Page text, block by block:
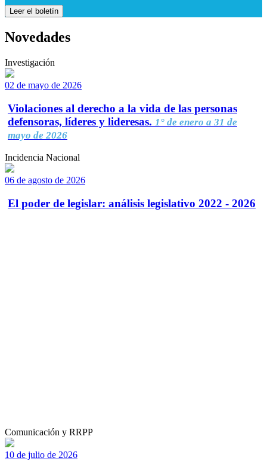
Leer el boletín
Novedades
Investigación
02 de mayo de 2026
Violaciones al derecho a la vida de las personas
defensoras, líderes y lideresas. 1° de enero a 31 de
mayo de 2026
Incidencia Nacional
06 de agosto de 2026
El poder de legislar: análisis legislativo 2022 - 2026
Comunicación y RRPP
10 de julio de 2026